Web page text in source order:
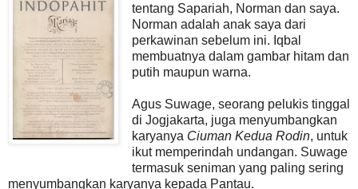
tentang Sapariah, Norman dan saya.
Norman adalah anak saya dari
perkawinan sebelum ini. Iqbal
membuatnya dalam gambar hitam dan
putih maupun warna.
Agus Suwage, seorang pelukis tinggal
di Jogjakarta, juga menyumbangkan
karyanya Ciuman Kedua Rodin, untuk
ikut memperindah undangan. Suwage
termasuk seniman yang paling sering
menyumbangkan karyanya kepada Pantau.